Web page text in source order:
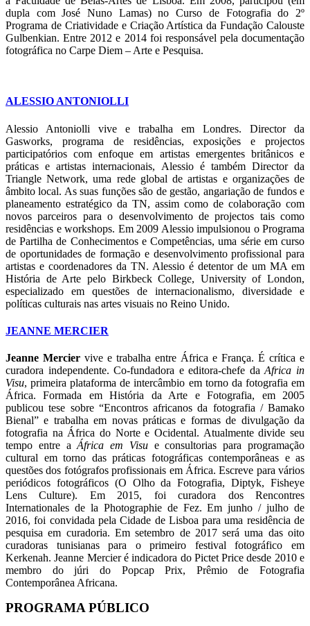
dupla com José Nuno Lamas) no Curso de Fotografia do 2º
Programa de Criatividade e Criação Artística da Fundação Calouste
Gulbenkian. Entre 2012 e 2014 foi responsável pela documentação
fotográfica no Carpe Diem – Arte e Pesquisa.
ALESSIO ANTONIOLLI
Alessio Antoniolli vive e trabalha em Londres. Director da
Gasworks, programa de residências, exposições e projectos
participatórios com enfoque em artistas emergentes britânicos e
práticas e artistas internacionais, Alessio é também Director da
Triangle Network, uma rede global de artistas e organizações de
âmbito local. As suas funções são de gestão, angariação de fundos e
planeamento estratégico da TN, assim como de colaboração com
novos parceiros para o desenvolvimento de projectos tais como
residências e workshops. Em 2009 Alessio impulsionou o Programa
de Partilha de Conhecimentos e Competências, uma série em curso
de oportunidades de formação e desenvolvimento profissional para
artistas e coordenadores da TN. Alessio é detentor de um MA em
História de Arte pelo Birkbeck College, University of London,
especializado em questões de internacionalismo, diversidade e
políticas culturais nas artes visuais no Reino Unido.
JEANNE MERCIER
Jeanne Mercier vive e trabalha entre África e França. É crítica e
curadora independente. Co-fundadora e editora-chefe daAfrica in
Visu, primeira plataforma de intercâmbio em torno da fotografia em
África. Formada em História da Arte e Fotografia, em 2005
publicou tese sobre “Encontros africanos da fotografia / Bamako
Bienal” e trabalha em novas práticas e formas de divulgação da
fotografia na África do Norte e Ocidental. Atualmente divide seu
tempo entre aÁfrica em Visue consultorias para programação
cultural em torno das práticas fotográficas contemporâneas e as
questões dos fotógrafos profissionais em África. Escreve para vários
periódicos fotográficos (O Olho da Fotografia, Diptyk, Fisheye
Lens Culture). Em 2015, foi curadora dos Rencontres
Internationales de la Photographie de Fez. Em junho / julho de
2016, foi convidada pela Cidade de Lisboa para uma residência de
pesquisa em curadoria. Em setembro de 2017 será uma das oito
curadoras tunisianas para o primeiro festival fotográfico em
Kerkenah. Jeanne Mercier é indicadora do Pictet Price desde 2010 e
membro do júri do Popcap Prix, Prêmio de Fotografia
Contemporânea Africana.
PROGRAMA PÚBLICO